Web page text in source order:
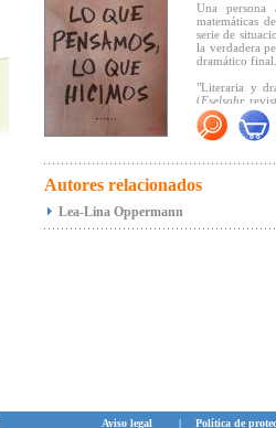
Una persona
matemáticas
serie de
la verdadera
dramático final.
"Literaria y
(Eselsohr,
"Lo que
(...) Una
ritmo, el
dejéis
Jugendliteratur.
Autores relacionados
Lea-Lina Oppermann
Aviso legal | Política de